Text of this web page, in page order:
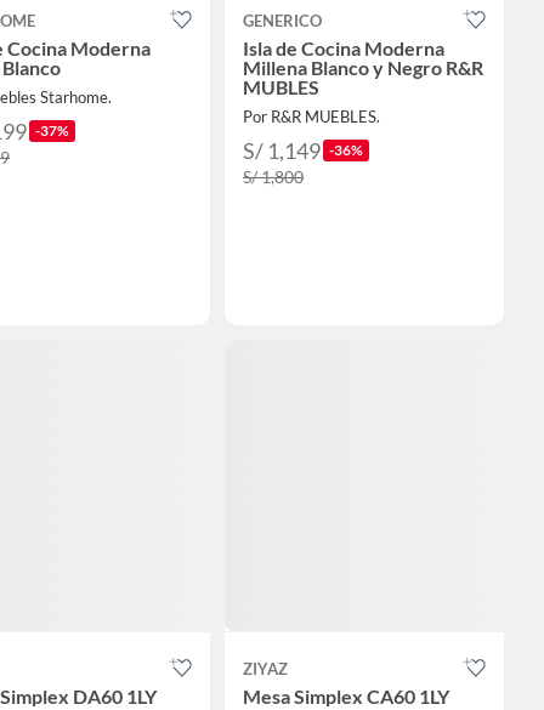
Cocina Moderna
Starhome.
-37%
GENERICO
Isla de Cocina Moderna
Millena Blanco y Negro R&R
MUBLES
Por R&R MUEBLES.
S/ 1,149 -36%
S/ 1,800
DA60 1LY
ZIYAZ
Mesa Simplex CA60 1LY